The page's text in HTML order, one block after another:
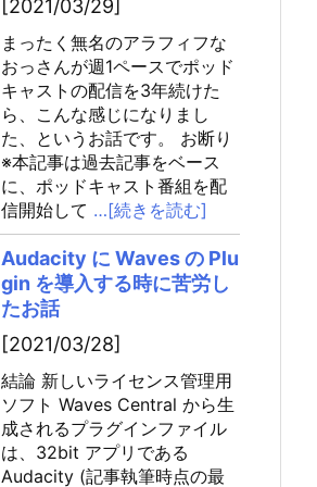
[2021/03/29]
まったく無名のアラフィフな
おっさんが週1ペースでポッド
キャストの配信を3年続けた
ら、こんな感じになりまし
た、というお話です。 お断り
※本記事は過去記事をベース
に、ポッドキャスト番組を配
信開始して …[続きを読む]
Audacity に Waves の Plu
gin を導入する時に苦労し
たお話
[2021/03/28]
結論 新しいライセンス管理用
ソフト Waves Central から生
成されるプラグインファイル
は、32bit アプリである
Audacity (記事執筆時点の最